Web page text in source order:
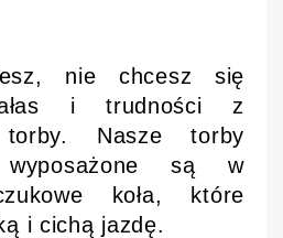
nie chcesz się
i trudności z
torby. Nasze torby
wyposażone są w
koła, które
i cichą jazdę.